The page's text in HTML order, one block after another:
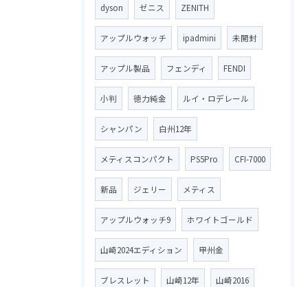
dyson ゼニス ZENITH
アップルウォッチ ipadmini 未開封
アップル製品 フェンディ FENDI
小判 徳力純金 ルイ・ロデレール
シャンパン 白州12年
メティスコンパクト PS5Pro CFI-7000
新品 ジェリー メティス
アップルウォッチ9 ホワイトゴールド
山崎2024エディション 甲州金
ブレスレット 山崎12年 山崎2016